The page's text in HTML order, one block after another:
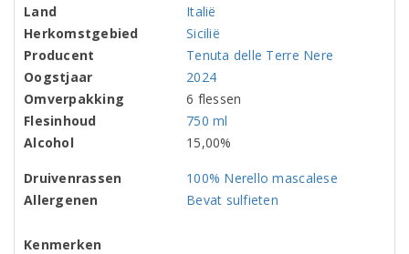
Land
Italië
Herkomstgebied
Sicilië
Producent
Tenuta delle Terre Nere
Oogstjaar
2024
Omverpakking
6 flessen
Flesinhoud
750 ml
Alcohol
15,00%
Druivenrassen
100% Nerello mascalese
Allergenen
Bevat sulfieten
Kenmerken